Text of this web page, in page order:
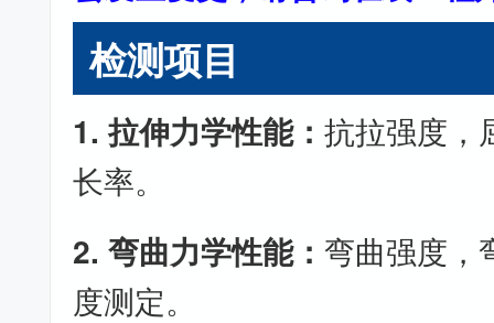
检测项目
1. 拉伸力学性能：抗拉强度，
长率。
2. 弯曲力学性能： 弯曲强度，
度测定。